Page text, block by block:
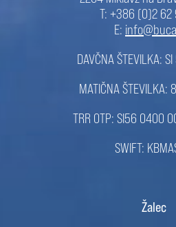
T: +386 (0)2 62
E:
DAVČNA ŠTEVILKA:
MATIČNA
TRR OTP: SI56 0400
SWIFT:
Žalec